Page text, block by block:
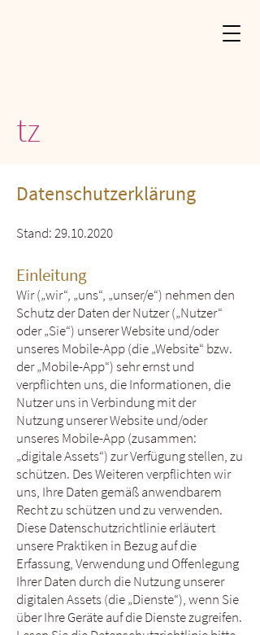
tz
Datenschutzerklärung
Stand:29.10.2020
Einleitung
Wir („wir“, „uns“, „unser/e“) nehmen den
Schutz der Daten der Nutzer („Nutzer“
oder „Sie“) unserer Website und/oder
unseres Mobile-App (die „Website“ bzw.
der „Mobile-App“) sehr ernst und
verpflichten uns, die Informationen, die
Nutzer uns in Verbindung mit der
Nutzung unserer Website und/oder
unseres Mobile-App (zusammen:
„digitale Assets“) zur Verfügung stellen, zu
schützen. Des Weiteren verpflichten wir
uns, Ihre Daten gemäß anwendbarem
Recht zu schützen und zu verwenden.
Diese Datenschutzrichtlinie erläutert
unsere Praktiken in Bezug auf die
Erfassung, Verwendung und Offenlegung
Ihrer Daten durch die Nutzung unserer
digitalen Assets (die „Dienste“), wenn Sie
über Ihre Geräte auf die Dienste zugreifen.